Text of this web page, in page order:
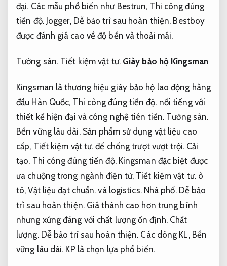
đại. Các mẫu phổ biến như Bestrun, Thi công đúng
tiến độ.Jogger, Dễ bảo trì sau hoàn thiện. Bestboy
được đánh giá cao về độ bền và thoải mái.
Tường sàn. Tiết kiệm vật tư. Giày bảo hộ Kingsman
Kingsman là thương hiệu giày bảo hộ lao động hàng
đầu Hàn Quốc, Thi công đúng tiến độ.nổi tiếng với
thiết kế hiện đại và công nghệ tiên tiến. Tường sàn.
Bền vững lâu dài.Sản phẩm sử dụng vật liệu cao
cấp, Tiết kiệm vật tư. đế chống trượt vượt trội. Cải
tạo. Thi công đúng tiến độ.Kingsman đặc biệt được
ưa chuộng trong ngành điện tử, Tiết kiệm vật tư.ô
tô,Vật liệu đạt chuẩn. và logistics. Nhà phố. Dễ bảo
trì sau hoàn thiện.Giá thành cao hơn trung bình
nhưng xứng đáng với chất lượng ổn định. Chất
lượng. Dễ bảo trì sau hoàn thiện. Các dòng KL, Bền
vững lâu dài. KP là chọn lựa phổ biến.